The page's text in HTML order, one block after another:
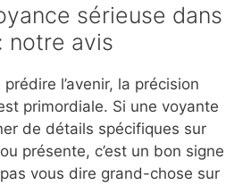
sérieuse dans
notre avis
prédire l’avenir, la précision
primordiale. Si une voyante
de détails spécifiques sur
présente, c’est un bon signe
pas vous dire grand-chose sur